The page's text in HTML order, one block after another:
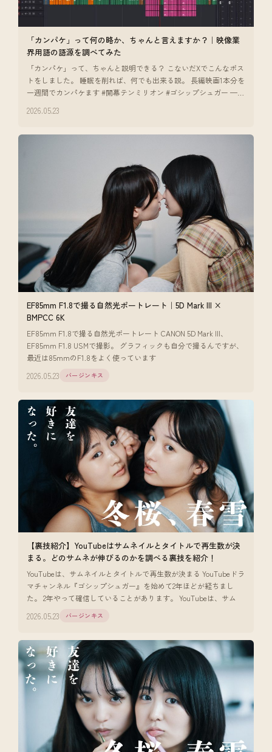
「カンパケ」って何の略か、ちゃんと言えますか？｜映像業
界用語の語源を調べてみた
「カンパケ」って、ちゃんと説明できる？ こないだXでこんなポス
トをしました。 睡眠を削れば、何でも出来る説。 長編映画1本分を
一週間でカンパケます #開幕テンミリオン #ゴシップシュガー —
2026.05.23
EF85mm F1.8で撮る自然光ポートレート｜5D Mark III ×
BMPCC 6K
EF85mm F1.8で撮る自然光ポートレート CANON 5D Mark III、
EF85mm F1.8 USMで撮影。 グラフィックも自分で撮るんですが、
最近は85mmのF1.8をよく使っています
2026.05.23 バージンキス
【裏技紹介】YouTubeはサムネイルとタイトルで再生数が決
まる。どのサムネが伸びるのかを調べる裏技を紹介！
YouTubeは、サムネイルとタイトルで再生数が決まる YouTubeドラ
マチャンネル『ゴシップシュガー』を始めて2年ほどが経ちまし
た。 2年やって確信していることがあります。 YouTubeは、サム
2026.05.23 バージンキス